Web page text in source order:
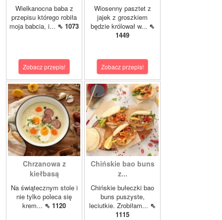
Wielkanocna baba z
przepisu którego robiła
moja babcia, i... ⇖ 1073
Zobacz przepis!
Wiosenny pasztet z
jajek z groszkiem
będzie królował w... ⇖
1449
Zobacz przepis!
Chrzanowa z
kiełbasą
Na świątecznym stole i
nie tylko poleca się
krem... ⇖ 1120
Chińskie bao buns
z...
Chińskie bułeczki bao
buns puszyste,
leciutkie. Zrobiłam... ⇖
1115